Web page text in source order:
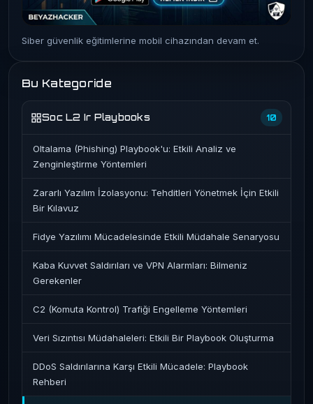
Siber güvenlik eğitimlerine mobil cihazından devam et.
Bu Kategoride
Soc L2 Ir Playbooks 10
Oltalama (Phishing) Playbook'u: Etkili Analiz ve
Zenginleştirme Yöntemleri
Zararlı Yazılım İzolasyonu: Tehditleri Yönetmek İçin Etkili
Bir Kılavuz
Fidye Yazılımı Mücadelesinde Etkili Müdahale Senaryosu
Kaba Kuvvet Saldırıları ve VPN Alarmları: Bilmeniz
Gerekenler
C2 (Komuta Kontrol) Trafiği Engelleme Yöntemleri
Veri Sızıntısı Müdahaleleri: Etkili Bir Playbook Oluşturma
DDoS Saldırılarına Karşı Etkili Mücadele: Playbook
Rehberi